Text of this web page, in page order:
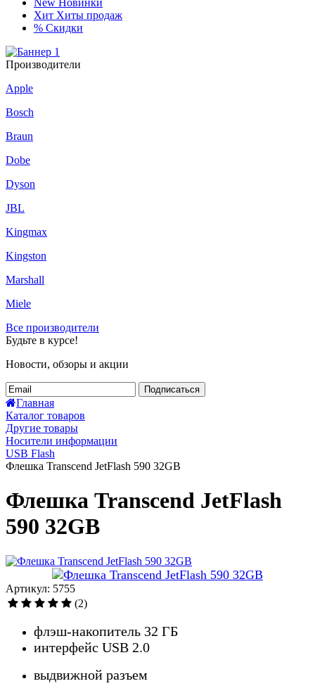
New Новинки
Хит Хиты продаж
% Скидки
Производители
Apple
Bosch
Braun
Dobe
Dyson
JBL
Kingmax
Kingston
Marshall
Miele
Все производители
Будьте в курсе!
Новости, обзоры и акции
Подписаться
Главная
Каталог товаров
Другие товары
Носители информации
USB Flash
Флешка Transcend JetFlash 590 32GB
Флешка Transcend JetFlash
590 32GB
Артикул: 5755
(2)
флэш-накопитель 32 ГБ
интерфейс USB 2.0
выдвижной разъем